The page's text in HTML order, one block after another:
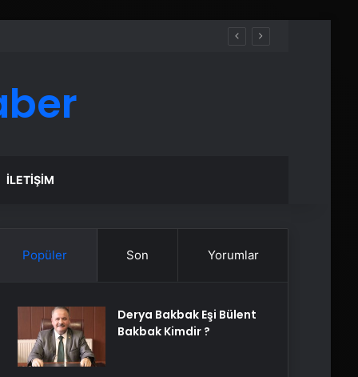
İLETIŞIM
Popüler Son Yorumlar
Derya Bakbak Eşi Bülent
Bakbak Kimdir ?